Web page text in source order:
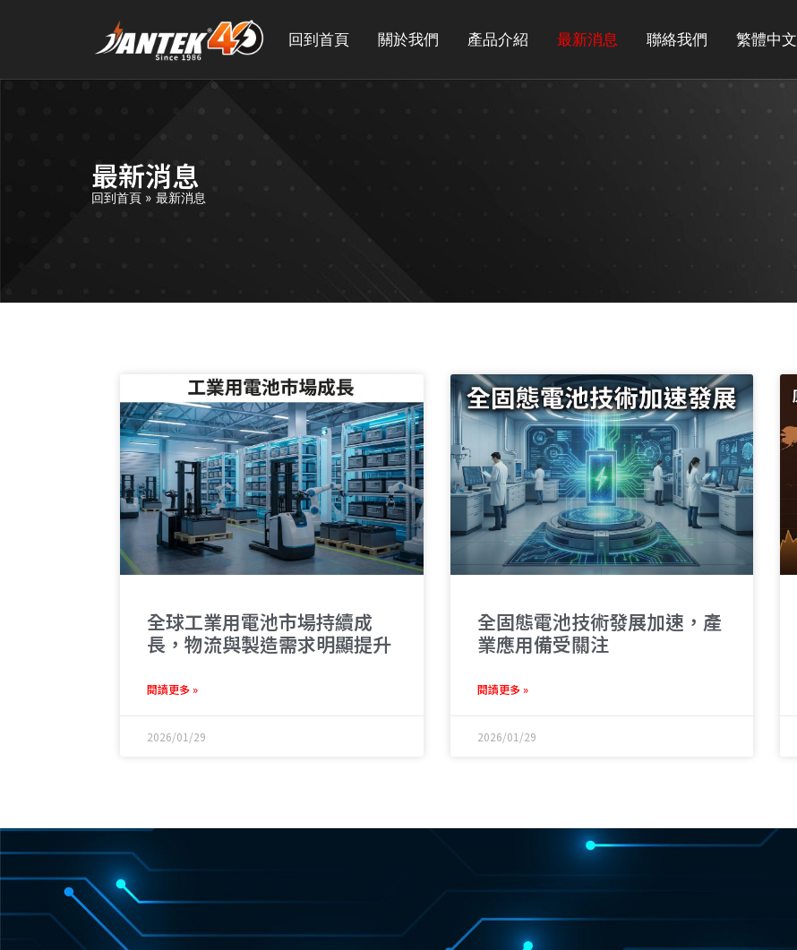
回到首頁 關於我們 產品介紹 最新消息 聯絡我們 繁體中文
最新消息
回到首頁 » 最新消息
全球工業用電池市場持續成
長，物流與製造需求明顯提升
閱讀更多 »
2026/01/29
全固態電池技術發展加速，產
業應用備受關注
閱讀更多 »
2026/01/29